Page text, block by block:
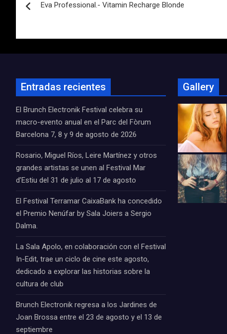
de
entradas
Eva Professional.- Vitamin Recharge Blonde
Entradas recientes
El Brunch Electronik Festival celebra su
macro-evento anual en el Parc del Fòrum
Barcelona 7, 8 y 9 de agosto de 2026
Rosario, Miguel Ríos, Leire Martínez y otros
grandes artistas se unen al Festival Mar
d’Estiu del 31 de julio al 17 de agosto
El Festival Terramar CaixaBank ha concedido
el Premio Nenúfar by Sala Joiers a Sergio
Dalma.
La Sala Apolo, en colaboración con el Festival
In-Edit, trae un ciclo de cine este agosto,
dedicado a explorar las historias sobre la
cultura de club
Brunch Electronik regresa a los Jardines de
Joan Brossa entre el 23 de agosto y el 13 de
septiembre
Gallery